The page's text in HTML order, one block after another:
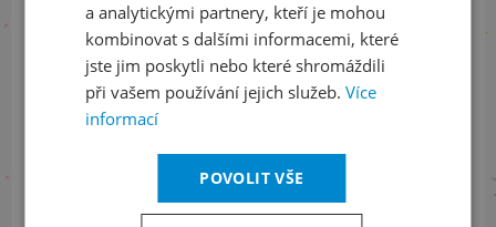
Informace o stavu objednávek
461 049 232
a analytickými partnery, kteří je mohou
kombinovat s dalšími informacemi, které
jste jim poskytli nebo které shromáždili
při vašem používání jejich služeb. Více
informací
POVOLIT VŠE